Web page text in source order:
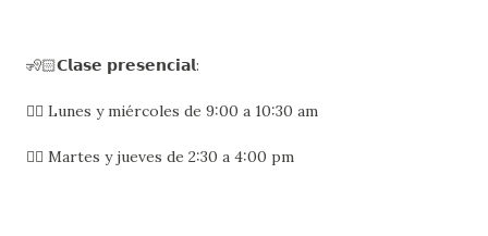
🧏🏻𝗖𝗹𝗮𝘀𝗲 𝗽𝗿𝗲𝘀𝗲𝗻𝗰𝗶𝗮𝗹:
👉🏻 Lunes y miércoles de 9:00 a 10:30 am
👉🏻 Martes y jueves de 2:30 a 4:00 pm